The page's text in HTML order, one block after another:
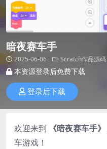
暗夜赛车手
2025-06-06 Scratch作品源码
本资源登录后免费下载
登录后下载
欢迎来到 《暗夜赛车手》
车游戏！